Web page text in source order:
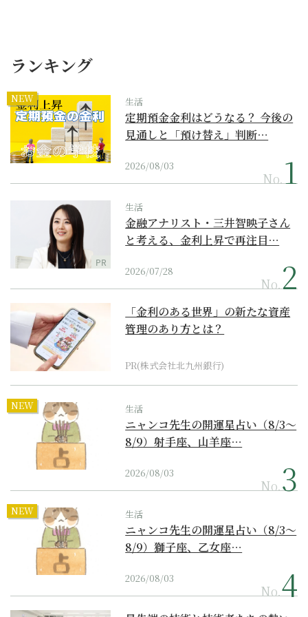
ランキング
NEW 生活
定期預金金利はどうなる？ 今後の
見通しと「預け替え」判断…
2026/08/03
No.
PR
生活
金融アナリスト・三井智映子さん
と考える、金利上昇で再注目…
2026/07/28
No.
「金利のある世界」の新たな資産
管理のあり方とは？
PR(株式会社北九州銀行)
NEW 生活
ニャンコ先生の開運星占い（8/3～
8/9）射手座、山羊座…
2026/08/03
No.
NEW 生活
ニャンコ先生の開運星占い（8/3～
8/9）獅子座、乙女座…
2026/08/03
No.